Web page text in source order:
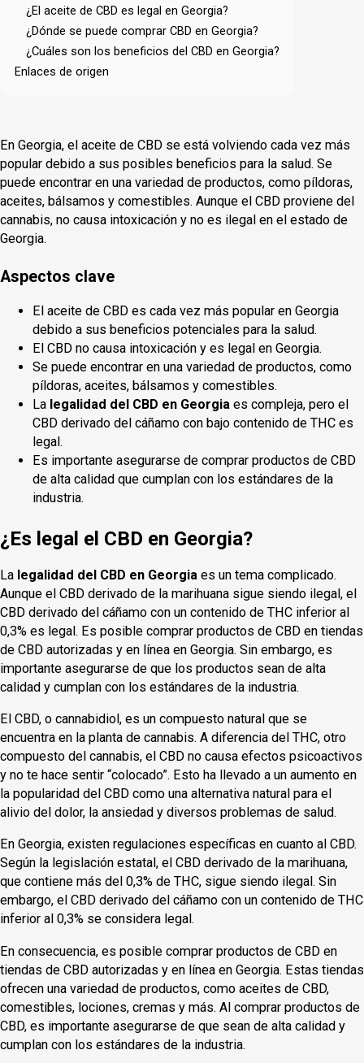
¿El aceite de CBD es legal en Georgia?
¿Dónde se puede comprar CBD en Georgia?
¿Cuáles son los beneficios del CBD en Georgia?
Enlaces de origen
En Georgia, el aceite de CBD se está volviendo cada vez más
popular debido a sus posibles beneficios para la salud. Se
puede encontrar en una variedad de productos, como píldoras,
aceites, bálsamos y comestibles. Aunque el CBD proviene del
cannabis, no causa intoxicación y no es ilegal en el estado de
Georgia.
Aspectos clave
El aceite de CBD es cada vez más popular en Georgia
debido a sus beneficios potenciales para la salud.
El CBD no causa intoxicación y es legal en Georgia.
Se puede encontrar en una variedad de productos, como
píldoras, aceites, bálsamos y comestibles.
La legalidad del CBD en Georgia es compleja, pero el
CBD derivado del cáñamo con bajo contenido de THC es
legal.
Es importante asegurarse de comprar productos de CBD
de alta calidad que cumplan con los estándares de la
industria.
¿Es legal el CBD en Georgia?
La legalidad del CBD en Georgia es un tema complicado.
Aunque el CBD derivado de la marihuana sigue siendo ilegal, el
CBD derivado del cáñamo con un contenido de THC inferior al
0,3% es legal. Es posible comprar productos de CBD en tiendas
de CBD autorizadas y en línea en Georgia. Sin embargo, es
importante asegurarse de que los productos sean de alta
calidad y cumplan con los estándares de la industria.
El CBD, o cannabidiol, es un compuesto natural que se
encuentra en la planta de cannabis. A diferencia del THC, otro
compuesto del cannabis, el CBD no causa efectos psicoactivos
y no te hace sentir “colocado”. Esto ha llevado a un aumento en
la popularidad del CBD como una alternativa natural para el
alivio del dolor, la ansiedad y diversos problemas de salud.
En Georgia, existen regulaciones específicas en cuanto al CBD.
Según la legislación estatal, el CBD derivado de la marihuana,
que contiene más del 0,3% de THC, sigue siendo ilegal. Sin
embargo, el CBD derivado del cáñamo con un contenido de THC
inferior al 0,3% se considera legal.
En consecuencia, es posible comprar productos de CBD en
tiendas de CBD autorizadas y en línea en Georgia. Estas tiendas
ofrecen una variedad de productos, como aceites de CBD,
comestibles, lociones, cremas y más. Al comprar productos de
CBD, es importante asegurarse de que sean de alta calidad y
cumplan con los estándares de la industria.